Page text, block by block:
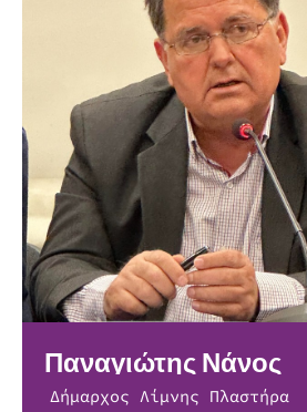
Παναγιώτης Νάνος
Δήμαρχος Λίμνης Πλαστήρα